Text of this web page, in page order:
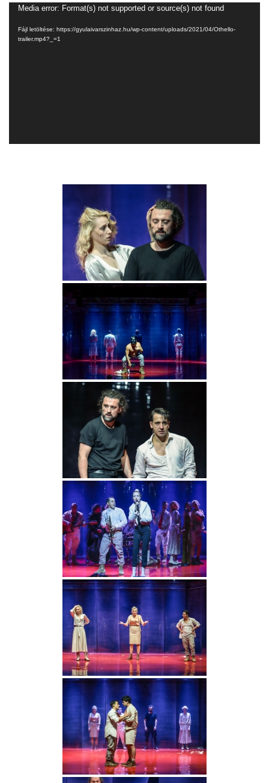
Videólejátszó
Media error: Format(s) not supported or source(s) not found
Fájl letöltése: https://gyulaivarszinhaz.hu/wp-content/uploads/2021/04/Othello-
trailer.mp4?_=1